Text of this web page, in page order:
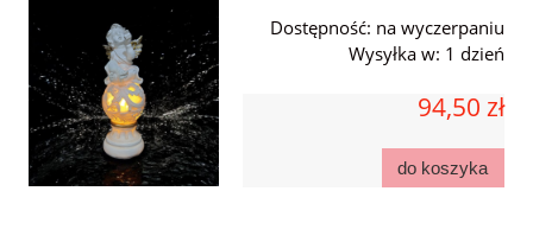
Dostępność: na wyczerpaniu
Wysyłka w: 1 dzień
94,50 zł
do koszyka